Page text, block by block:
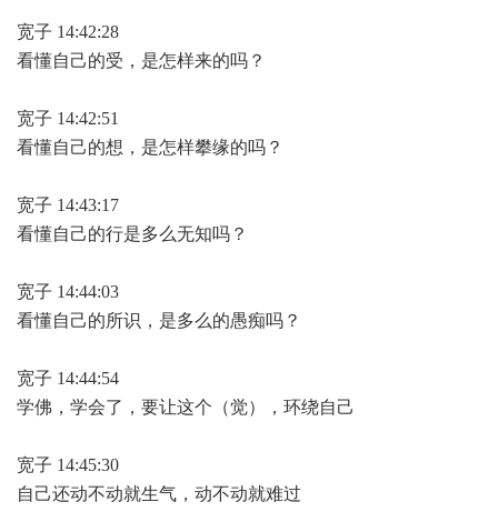
宽子 14:42:28
看懂自己的受，是怎样来的吗？
宽子 14:42:51
看懂自己的想，是怎样攀缘的吗？
宽子 14:43:17
看懂自己的行是多么无知吗？
宽子 14:44:03
看懂自己的所识，是多么的愚痴吗？
宽子 14:44:54
学佛，学会了，要让这个（觉），环绕自己
宽子 14:45:30
自己还动不动就生气，动不动就难过